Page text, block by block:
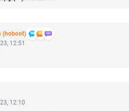
(hoboot)
12:51
12:10